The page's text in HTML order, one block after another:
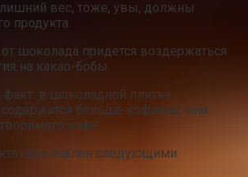
вес, тоже, увы, должны
продукта.
шоколада придется воздержаться
на какао-бобы.
в шоколадной плитке
больше кофеина, чем
кофе.
обусловлен следующими